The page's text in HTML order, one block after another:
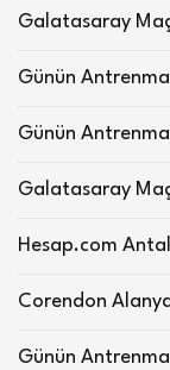
Galatasaray
Günün
Günün
Galatasaray
Hesap.com
Corendon
Günün